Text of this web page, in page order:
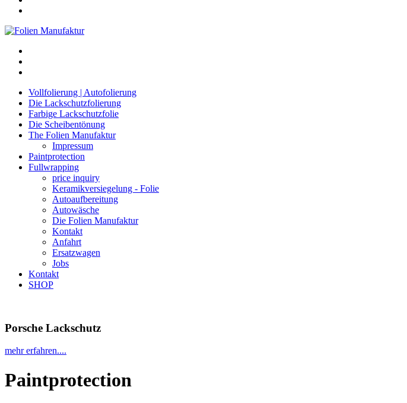
Vollfolierung | Autofolierung
Die Lackschutzfolierung
Farbige Lackschutzfolie
Die Scheibentönung
The Folien Manufaktur
Impressum
Paintprotection
Fullwrapping
price inquiry
Keramikversiegelung - Folie
Autoaufbereitung
Autowäsche
Die Folien Manufaktur
Kontakt
Anfahrt
Ersatzwagen
Jobs
Kontakt
SHOP
Porsche Lackschutz
mehr erfahren....
Paintprotection